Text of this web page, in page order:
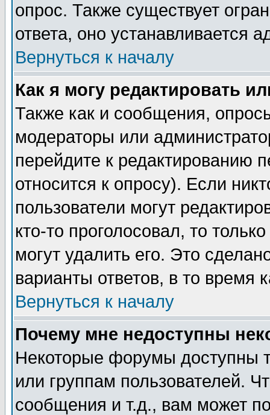
опрос. Также существует
ответа, оно устанавливается
Вернуться к началу
Как я могу редактировать
Также как и сообщения,
модераторы или
перейдите к редактированию
относится к опросу). Если
пользователи могут
кто-то проголосовал, то
могут удалить его. Это
варианты ответов, в то время
Вернуться к началу
Почему мне недоступны
Некоторые форумы доступны
или группам пользователей.
сообщения и т.д., вам может